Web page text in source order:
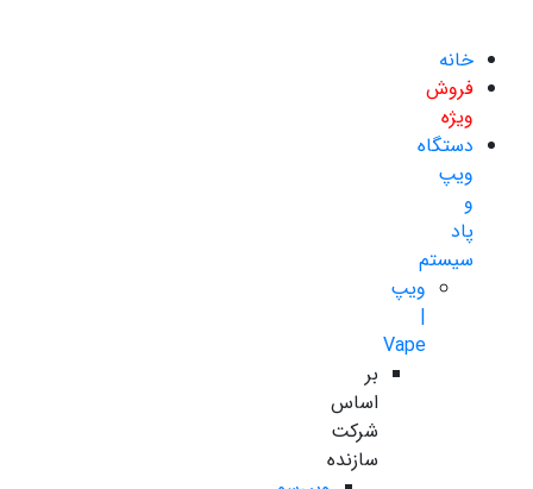
خانه
فروش
ویژه
دستگاه
ویپ
و
پاد
سیستم
ویپ
|
Vape
بر
اساس
شرکت
سازنده